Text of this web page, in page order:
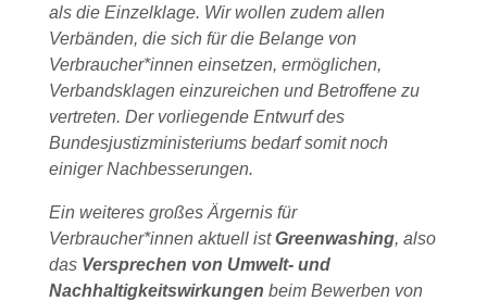
als die Einzelklage. Wir wollen zudem allen
Verbänden, die sich für die Belange von
Verbraucher*innen einsetzen, ermöglichen,
Verbandsklagen einzureichen und Betroffene zu
vertreten. Der vorliegende Entwurf des
Bundesjustizministeriums bedarf somit noch
einiger Nachbesserungen.
Ein weiteres großes Ärgernis für
Verbraucher*innen aktuell istGreenwashing, also
das Versprechen von Umwelt- und
Nachhaltigkeitswirkungen beim Bewerben von